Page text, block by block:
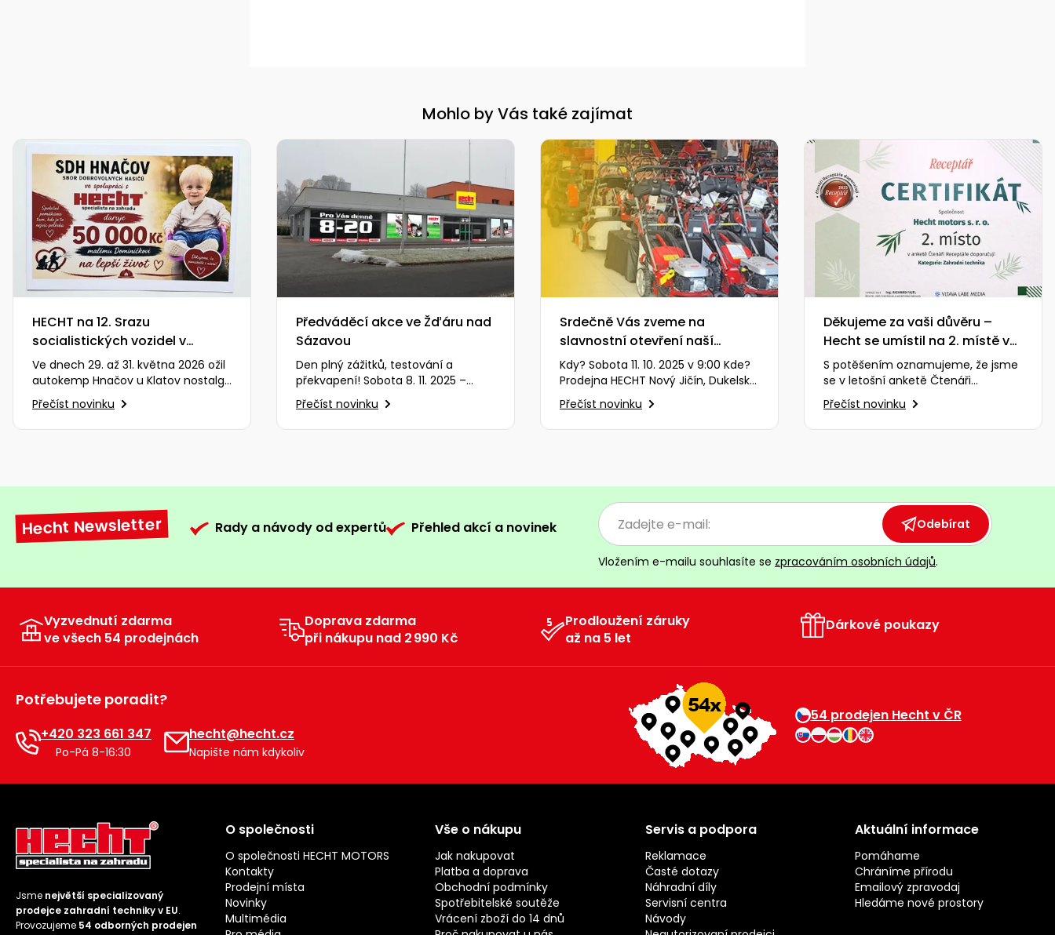
Mohlo by Vás také zajímat
HECHT na 12. Srazu
socialistických vozidel v
Hnačově
Ve dnech 29. až 31. května 2026 ožil
autokemp Hnačov u Klatov nostalgií
a vůní benzínu. Značka HECHT měla
tu čest být…
Přečíst novinku
Předváděcí akce ve Žďáru nad
Sázavou
Den plný zážitků, testování a
překvapení! Sobota 8. 11. 2025 –
Prodejna HECHT, Dvořákova 2459/6
( Zobrazit na mapě )…
Přečíst novinku
Srdečně Vás zveme na
slavnostní otevření naší
prodejny Nový Jičín
Kdy? Sobota 11. 10. 2025 v 9:00 Kde?
Prodejna HECHT Nový Jičín, Dukelská
672 – Šenov u Nového Jičína, 74242
(zobrazit…
Přečíst novinku
Děkujeme za vaši důvěru –
Hecht se umístil na 2. místě v
kategorii Zahradní technika
S potěšením oznamujeme, že jsme
se v letošní anketě Čtenáři
Receptáře doporučují 2025 umístili
na vynikajícím 2. místě…
Přečíst novinku
Hecht Newsletter Rady a návody od expertů Přehled akcí a novinek Odebírat
Vložením e-mailu souhlasíte se zpracováním osobních údajů.
Vyzvednutí zdarma
ve všech 54 prodejnách
Doprava zdarma
při nákupu nad 2 990 Kč
Prodloužení záruky
až na 5 let
Dárkové poukazy
Potřebujete poradit?
+420 323 661 347
Po-Pá 8-16:30
hecht@hecht.cz
Napište nám kdykoliv
54 prodejen Hecht v ČR
Jsme největší specializovaný
prodejce zahradní techniky v EU.
Provozujeme 54 odborných prodejen
O společnosti
O společnosti HECHT MOTORS
Kontakty
Prodejní místa
Novinky
Multimédia
Vše o nákupu
Jak nakupovat
Platba a doprava
Obchodní podmínky
Spotřebitelské soutěže
Vrácení zboží do 14 dnů
Servis a podpora
Reklamace
Časté dotazy
Náhradní díly
Servisní centra
Návody
Aktuální informace
Pomáhame
Chráníme přírodu
Emailový zpravodaj
Hledáme nové prostory